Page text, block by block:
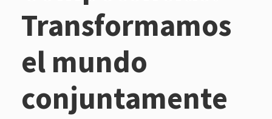
Transformamos
el mundo
conjuntamente